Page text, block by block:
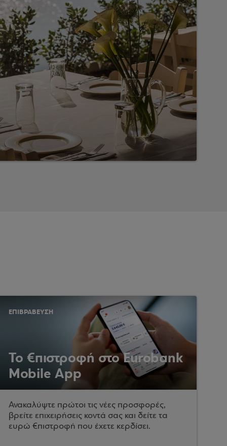
ΕΠΙΒΡΑΒΕΥΣΗ
Το €πιστροφή στο Eurobank
Mobile App
Ανακαλύψτε πρώτοι τις νέες προσφορές,
βρείτε επιχειρήσεις κοντά σας και δείτε τα
ευρώ €πιστροφή που έχετε κερδίσει.